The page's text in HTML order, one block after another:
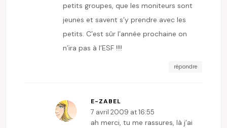
petits groupes, que les moniteurs sont
jeunes et savent s’y prendre avec les
petits. C’est sûr l’année prochaine on
n’ira pas à l’ESF !!!!
répondre
E-ZABEL
7 avril 2009 at 16:55
ah merci, tu me rassures, là j’ai